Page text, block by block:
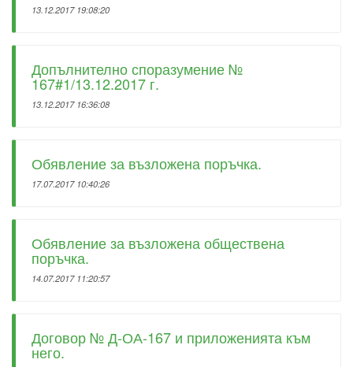
13.12.2017 19:08:20
Допълнително споразумение №
167#1/13.12.2017 г.
13.12.2017 16:36:08
Обявление за възложена поръчка.
17.07.2017 10:40:26
Обявление за възложена обществена
поръчка.
14.07.2017 11:20:57
Договор № Д-ОА-167 и приложенията към
него.